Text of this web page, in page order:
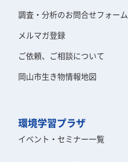
調査・分析のお問合せフォーム
メルマガ登録
ご依頼、ご相談について
岡山市生き物情報地図
環境学習プラザ
イベント・セミナー一覧